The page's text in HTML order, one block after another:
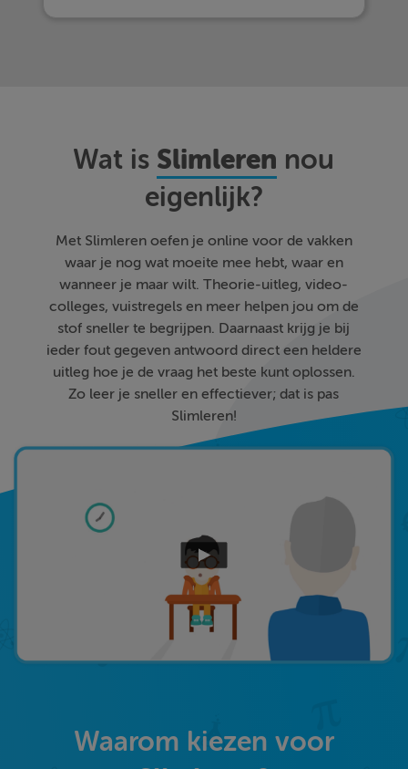
Wat is Slimleren nou
eigenlijk?
Met Slimleren oefen je online voor de vakken
waar je nog wat moeite mee hebt, waar en
wanneer je maar wilt. Theorie-uitleg, video-
colleges, vuistregels en meer helpen jou om de
stof sneller te begrijpen. Daarnaast krijg je bij
ieder fout gegeven antwoord direct een heldere
uitleg hoe je de vraag het beste kunt oplossen.
Zo leer je sneller en effectiever; dat is pas
Slimleren!
Waarom kiezen voor